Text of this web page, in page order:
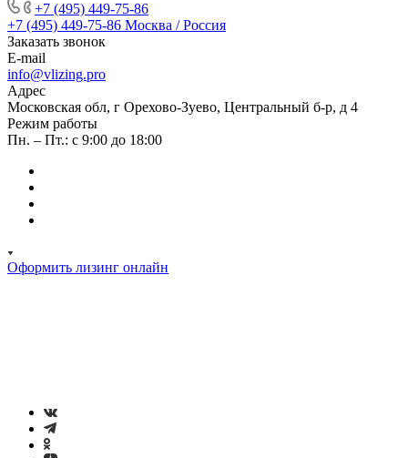
+7 (495) 449-75-86
+7 (495) 449-75-86 Москва / Россия
Заказать звонок
E-mail
info@vlizing.pro
Адрес
Московская обл, г Орехово-Зуево, Центральный б-р, д 4
Режим работы
Пн. – Пт.: с 9:00 до 18:00
Оформить лизинг онлайн